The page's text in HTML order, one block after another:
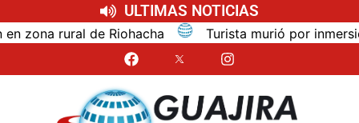
ULTIMAS NOTICIAS
rural de Riohacha Turista murió por inmersión